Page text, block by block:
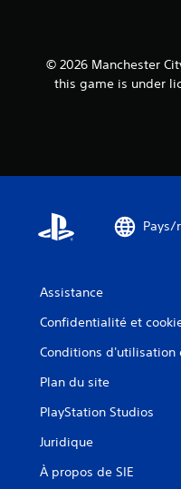
© 2026 Manchester
this game is under
Pays/
Assistance
Confidentialité et
Conditions d'utilisation
Plan du site
PlayStation Studios
Juridique
À propos de SIE